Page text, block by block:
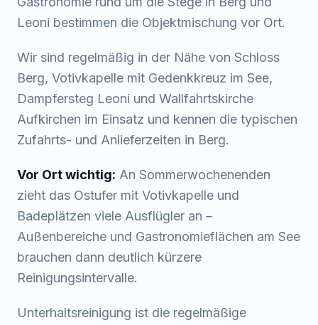
Leoni bestimmen die Objektmischung vor Ort.
Wir sind regelmäßig in der Nähe von Schloss
Berg, Votivkapelle mit Gedenkkreuz im See,
Dampfersteg Leoni und Wallfahrtskirche
Aufkirchen im Einsatz und kennen die typischen
Zufahrts- und Anlieferzeiten in Berg.
Vor Ort wichtig: An Sommerwochenenden
zieht das Ostufer mit Votivkapelle und
Badeplätzen viele Ausflügler an –
Außenbereiche und Gastronomieflächen am See
brauchen dann deutlich kürzere
Reinigungsintervalle.
Unterhaltsreinigung ist die regelmäßige